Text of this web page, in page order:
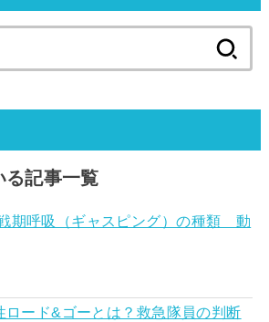
索:
る記事一覧
期呼吸（ギャスピング）の種類 動
ロード&ゴーとは？救急隊員の判断